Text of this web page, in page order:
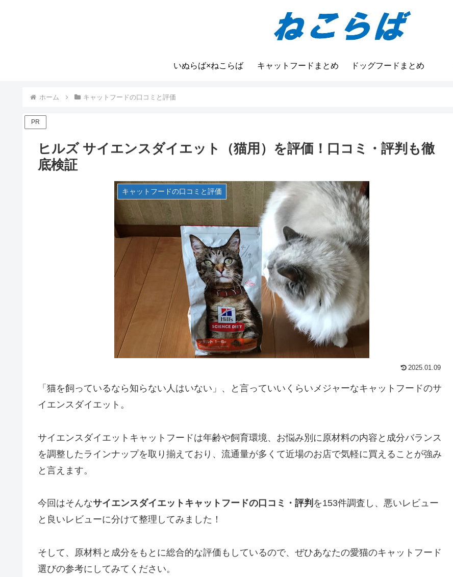
いぬらば×ねこらば キャットフードまとめ ドッグフードまとめ
ホーム キャットフードの口コミと評価
PR
ヒルズ サイエンスダイエット（猫用）を評価！口コミ・評判も徹
底検証
キャットフードの口コミと評価
2025.01.09
「猫を飼っているなら知らない人はいない」、と言っていいくらいメジャーなキャットフードのサ
イエンスダイエット。
サイエンスダイエットキャットフードは年齢や飼育環境、お悩み別に原材料の内容と成分バランス
を調整したラインナップを取り揃えており、流通量が多くて近場のお店で気軽に買えることが強み
と言えます。
今回はそんなサイエンスダイエットキャットフードの口コミ・評判 を153件調査し、悪いレビュー
と良いレビューに分けて整理してみました！
そして、原材料と成分をもとに総合的な評価もしているので、ぜひあなたの愛猫のキャットフード
選びの参考にしてみてください。